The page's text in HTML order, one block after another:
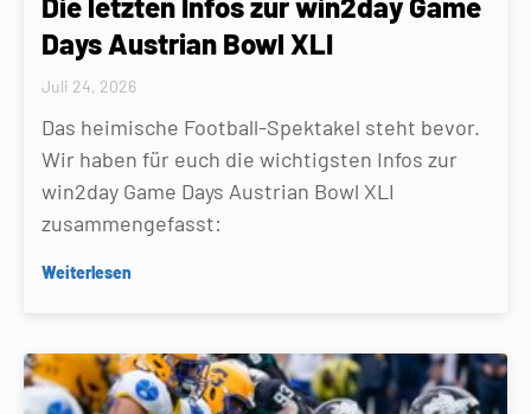
Days Austrian Bowl XLI
Juli 24, 2026
Das heimische Football-Spektakel steht bevor.
Wir haben für euch die wichtigsten Infos zur
win2day Game Days Austrian Bowl XLI
zusammengefasst:
Weiterlesen